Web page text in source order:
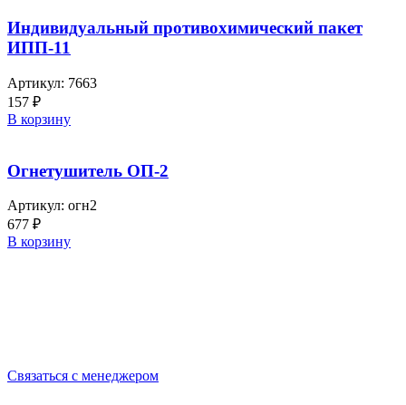
Индивидуальный противохимический пакет
ИПП-11
Артикул: 7663
157 ₽
В корзину
Огнетушитель ОП-2
Артикул: огн2
677 ₽
В корзину
Связаться с менеджером